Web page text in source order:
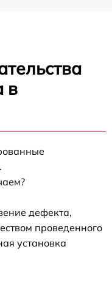
в
дефекта,
проведенного
установка